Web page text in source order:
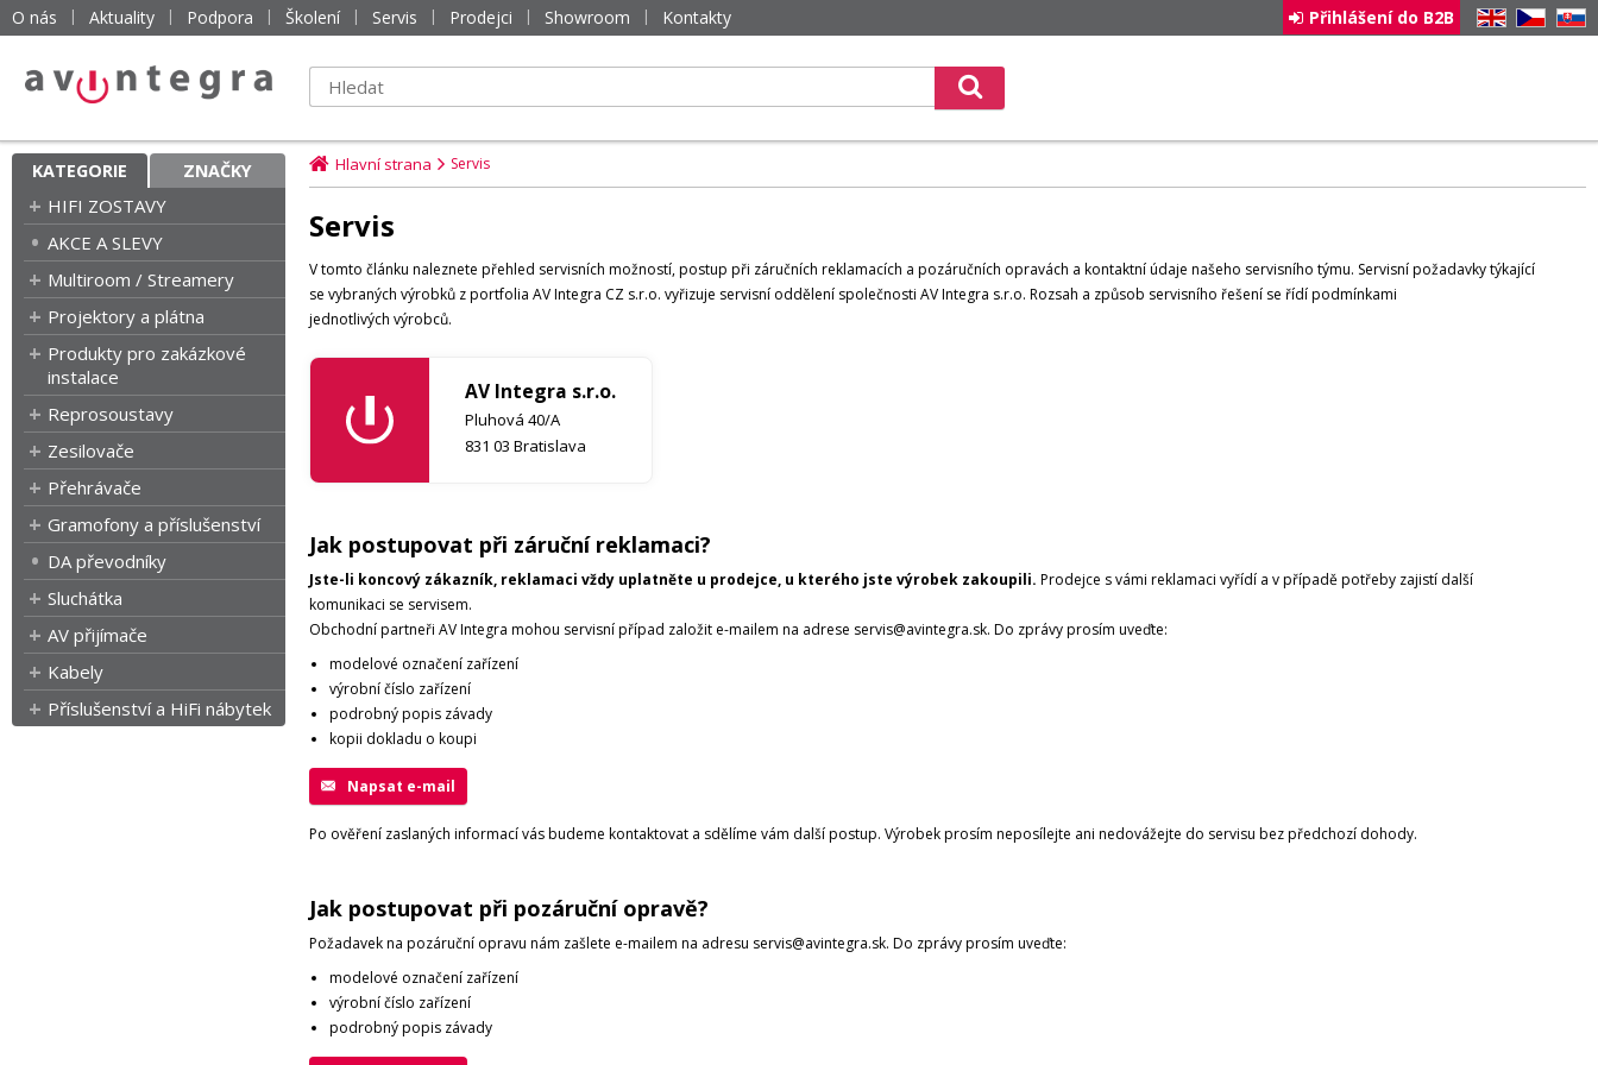
O nás Aktuality Podpora Školení Servis Prodejci Showroom Kontakty EN CZ SK
Přihlášení do B2B
KATEGORIE ZNAČKY
HIFI ZOSTAVY
AKCE A SLEVY
Multiroom / Streamery
Projektory a plátna
Produkty pro zakázkové
instalace
Reprosoustavy
Zesilovače
Přehrávače
Gramofony a příslušenství
DA převodníky
Sluchátka
AV přijímače
Kabely
Příslušenství a HiFi nábytek
Hlavní strana Servis
Servis
V tomto článku naleznete přehled servisních možností, postup při záručních reklamacích a pozáručních opravách a kontaktní údaje našeho servisního týmu. Servisní požadavky týkající
se vybraných výrobků z portfolia AV Integra CZ s.r.o. vyřizuje servisní oddělení společnosti AV Integra s.r.o. Rozsah a způsob servisního řešení se řídí podmínkami
jednotlivých výrobců.
AV Integra s.r.o.
Pluhová 40/A
831 03 Bratislava
Jak postupovat při záruční reklamaci?
Jste-li koncový zákazník, reklamaci vždy uplatněte u prodejce, u kterého jste výrobek zakoupili. Prodejce s vámi reklamaci vyřídí a v případě potřeby zajistí další
komunikaci se servisem.
Obchodní partneři AV Integra mohou servisní případ založit e-mailem na adrese servis@avintegra.sk. Do zprávy prosím uveďte:
modelové označení zařízení
výrobní číslo zařízení
podrobný popis závady
kopii dokladu o koupi
Napsat e-mail
Po ověření zaslaných informací vás budeme kontaktovat a sdělíme vám další postup. Výrobek prosím neposílejte ani nedovážejte do servisu bez předchozí dohody.
Jak postupovat při pozáruční opravě?
Požadavek na pozáruční opravu nám zašlete e-mailem na adresu servis@avintegra.sk. Do zprávy prosím uveďte:
modelové označení zařízení
výrobní číslo zařízení
podrobný popis závady